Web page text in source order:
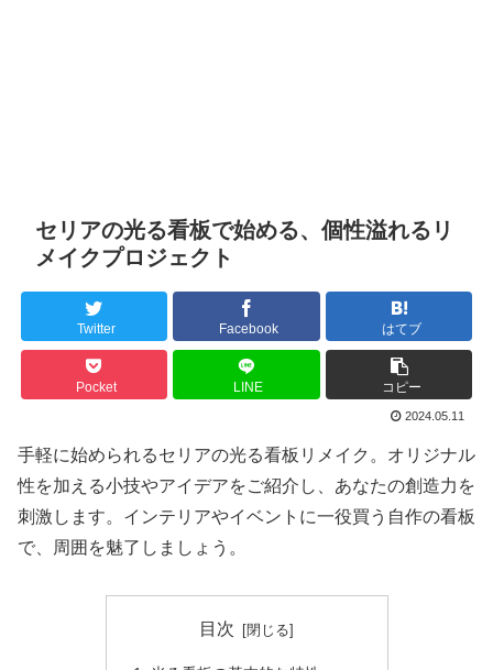
セリアの光る看板で始める、個性溢れるリ
メイクプロジェクト
Twitter Facebook はてブ
Pocket LINE コピー
2024.05.11
手軽に始められるセリアの光る看板リメイク。オリジナル
性を加える小技やアイデアをご紹介し、あなたの創造力を
刺激します。インテリアやイベントに一役買う自作の看板
で、周囲を魅了しましょう。
目次